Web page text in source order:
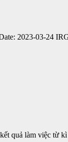
2023-03-24
quả làm việc từ